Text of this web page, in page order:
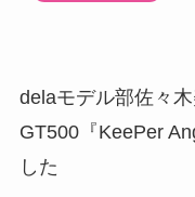
delaモデル部佐々
GT500『KeePer
した